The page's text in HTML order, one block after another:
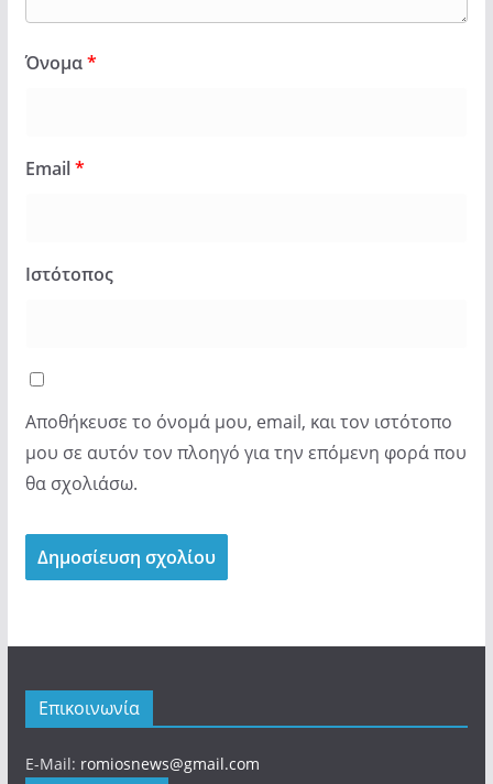
Όνομα*
Email*
Ιστότοπος
Αποθήκευσε το όνομά μου, email, και τον ιστότοπο
μου σε αυτόν τον πλοηγό για την επόμενη φορά που
θα σχολιάσω.
Επικοινωνία
E-Mail: romiosnews@gmail.com